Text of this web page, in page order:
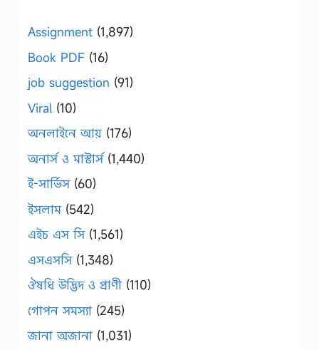
Assignment (1,897)
Book PDF (16)
job suggestion (91)
Viral (10)
অনলাইনে আয় (176)
অনার্স ও মাস্টার্স(1,440)
ই-সার্ভিস(60)
ইসলাম(542)
এইচ এস সি(1,561)
এসএসসি(1,348)
ঔষধি উদ্ভিদ ও প্রাণী (110)
গোপন সমস্যা (245)
জানা অজানা (1,031)